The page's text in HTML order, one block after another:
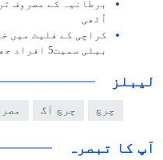
برطانیہ کے مصروف
اُٹھی
کراچی کے فلیٹ میں
بیٹی سمیت5 افراد جھلس گئے
لیبلز
چرچ چرچ آگ
آپ کا تبصرہ